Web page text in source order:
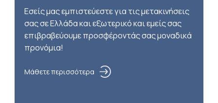
Εσείς μας εμπιστεύεστε για τις μετακινήσεις
σας σε Ελλάδα και εξωτερικό και εμείς σας
επιβραβεύουμε προσφέροντάς σας μοναδικά
προνόμια!
Μάθετε περισσότερα